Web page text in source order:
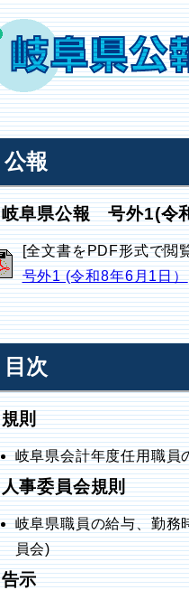
公報
岐阜県公報 号外1(令
[全文書をPDF形式で閲
号外1 (令和8年6月1日）
目次
規則
岐阜県会計年度任用職
人事委員会規則
岐阜県職員の給与、勤
員会)
告示